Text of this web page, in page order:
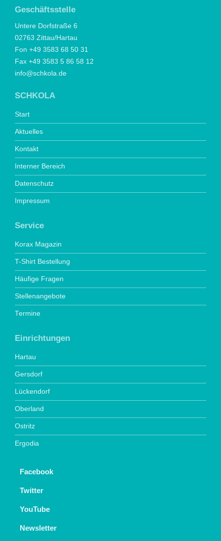
Geschäftsstelle
Untere Dorfstraße 6
02763 Zittau/Hartau
Fon +49 3583 68 50 31
Fax +49 3583 5 86 58 12
info@schkola.de
SCHKOLA
Start
Aktuelles
Kontakt
Interner Bereich
Datenschutz
Impressum
Service
Korax Magazin
T-Shirt Bestellung
Häufige Fragen
Stellenangebote
Termine
Einrichtungen
Hartau
Gersdorf
Lückendorf
Oberland
Ostritz
Ergodia
Facebook
Twitter
YouTube
Newsletter